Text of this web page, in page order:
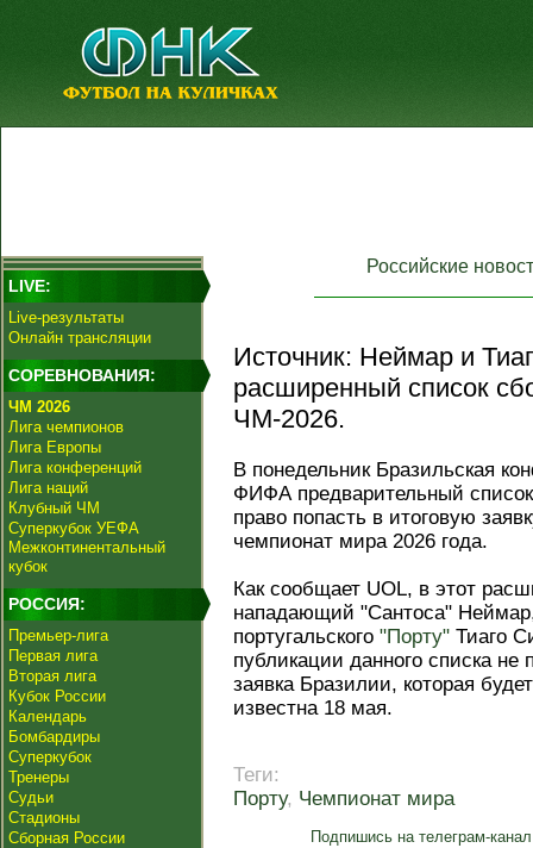
LIVE:
Live-результаты
Онлайн трансляции
СОРЕВНОВАНИЯ:
ЧМ 2026
Лига чемпионов
Лига Европы
Лига конференций
Лига наций
Клубный ЧМ
Суперкубок УЕФА
Межконтинентальный
кубок
РОССИЯ:
Премьер-лига
Первая лига
Вторая лига
Кубок России
Календарь
Бомбардиры
Суперкубок
Тренеры
Судьи
Стадионы
Сборная России
Российские
Источник: Неймар и
расширенный список
ЧМ-2026.
В понедельник Бразильская
ФИФА предварительный
право попасть в итоговую
чемпионат мира 2026 года.
Как сообщает UOL, в этот
нападающий "Сантоса"
португальского "Порту" Тиаго
публикации данного списка не
заявка Бразилии, которая
известна 18 мая.
Теги:
Порту, Чемпионат мира
Подпишись на телеграм-